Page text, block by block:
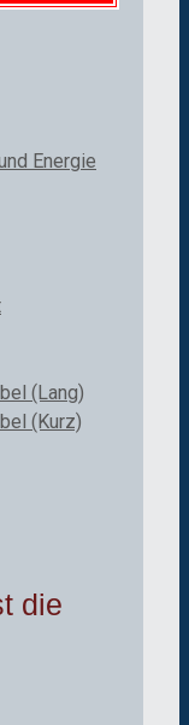
Energie
(Lang)
(Kurz)
die